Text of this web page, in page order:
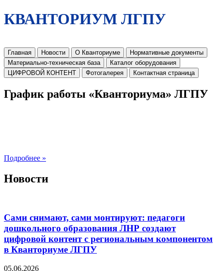
КВАНТОРИУМ ЛГПУ
Главная Новости О Кванториуме
Нормативные документы
Материально-техническая база
Каталог оборудования
ЦИФРОВОЙ КОНТЕНТ
Фотогалерея Контактная страница
График работы «Кванториума» ЛГПУ
Подробнее »
Новости
Сами снимают, сами монтируют: педагоги
дошкольного образования ЛНР создают
цифровой контент с региональным компонентом
в Кванториуме ЛГПУ​
05.06.2026